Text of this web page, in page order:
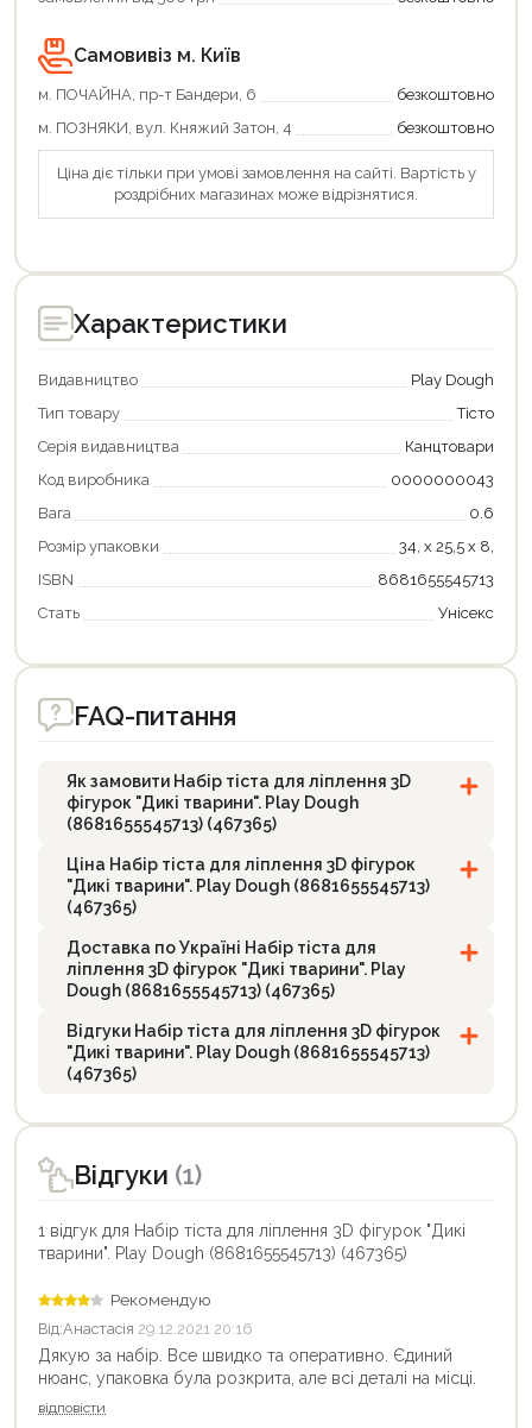
Самовивіз м. Київ
м. ПОЧАЙНА, пр-т Бандери, 6
безкоштовно
м. ПОЗНЯКИ, вул. Княжий Затон, 4
безкоштовно
Ціна діє тільки при умові замовлення на сайті. Вартість у
роздрібних магазинах може відрізнятися.
Характеристики
Видавництво
Play Dough
Тип товару
Тісто
Серія видавництва
Канцтовари
Код виробника
0000000043
Вага
0.6
Розмір упаковки
34, х 25,5 х 8,
ISBN
8681655545713
Стать
Унісекс
FAQ-питання
Як замовити Набір тіста для ліплення 3D
фігурок "Дикі тварини". Play Dough
(8681655545713) (467365)
Ціна Набір тіста для ліплення 3D фігурок
"Дикі тварини". Play Dough (8681655545713)
(467365)
Доставка по Україні Набір тіста для
ліплення 3D фігурок "Дикі тварини". Play
Dough (8681655545713) (467365)
Відгуки Набір тіста для ліплення 3D фігурок
"Дикі тварини". Play Dough (8681655545713)
(467365)
Відгуки (1)
1 відгук для Набір тіста для ліплення 3D фігурок "Дикі
тварини". Play Dough (8681655545713) (467365)
Рекомендую
Від:Анастасія 29.12.2021 20:16
Дякую за набір. Все швидко та оперативно. Єдиний
нюанс, упаковка була розкрита, але всі деталі на місці.
відповісти
Продовжити покупки
Оформити замовлення